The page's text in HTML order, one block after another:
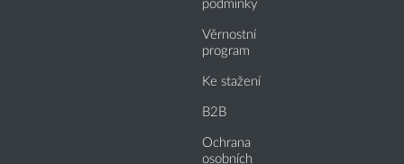
podmínky
Věrnostní
program
Ke stažení
B2B
Ochrana
osobních